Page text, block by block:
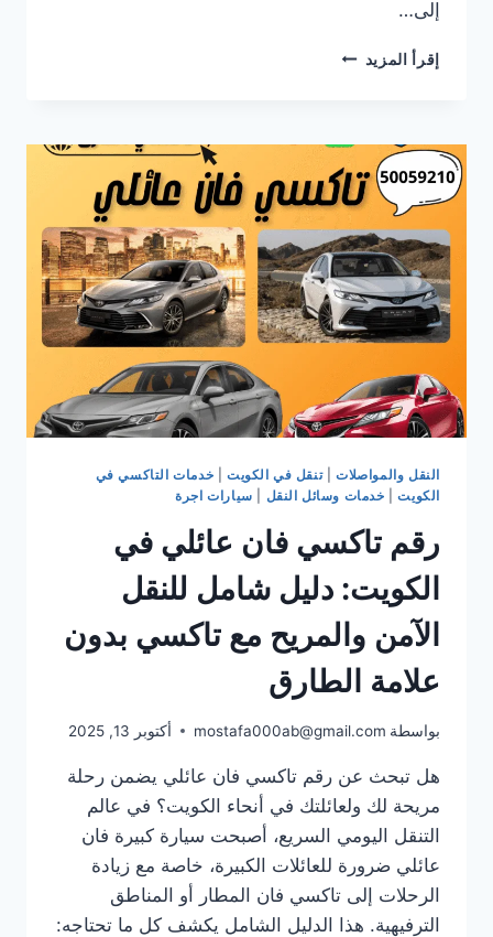
إلى…
إقرأ المزيد تاكسي
النقل
السريع
والآمن
في
الكويت
2025
النقل والمواصلات|تنقل في الكويت
خدمات التاكسي في
الكويت| خدمات وسائل النقل سيارات اجرة
رقم تاكسي فان عائلي في
الكويت: دليل شامل للنقل
الآمن والمريح مع تاكسي بدون
علامة الطارق
بواسطة mostafa000ab@gmail.com أكتوبر 13, 2025
هل تبحث عن رقم تاكسي فان عائلي يضمن رحلة
مريحة لك ولعائلتك في أنحاء الكويت؟ في عالم
التنقل اليومي السريع، أصبحت سيارة كبيرة فان
عائلي ضرورة للعائلات الكبيرة، خاصة مع زيادة
الرحلات إلى تاكسي فان المطار أو المناطق
الترفيهية. هذا الدليل الشامل يكشف كل ما تحتاجه: